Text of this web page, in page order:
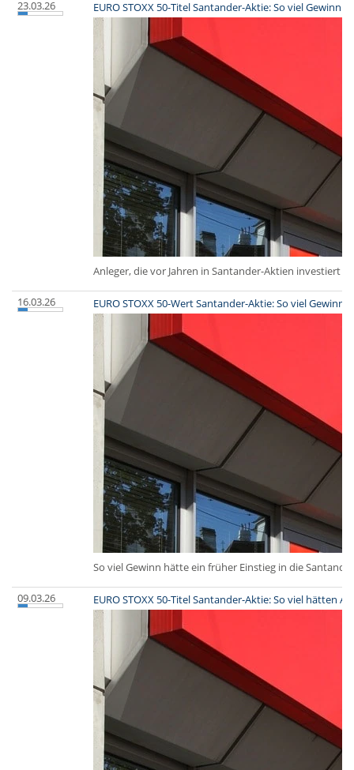
23.03.26 EURO STOXX 50-Titel Santander-Aktie: So viel
Anleger, die vor Jahren in Santander-Aktien investiert
16.03.26 EURO STOXX 50-Wert Santander-Aktie: So viel
So viel Gewinn hätte ein früher Einstieg in die
09.03.26 EURO STOXX 50-Titel Santander-Aktie: So viel hätten